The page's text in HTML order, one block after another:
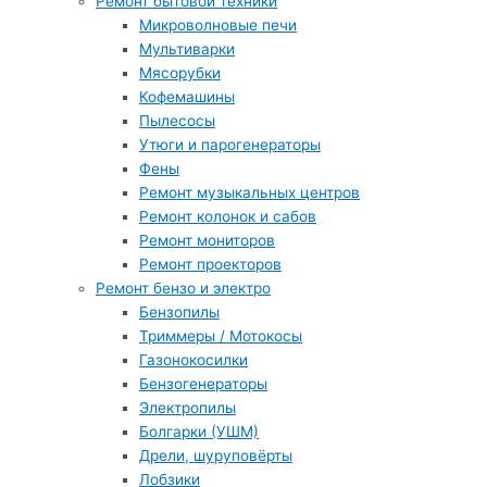
Микроволновые печи
Мультиварки
Мясорубки
Кофемашины
Пылесосы
Утюги и парогенераторы
Фены
Ремонт музыкальных центров
Ремонт колонок и сабов
Ремонт мониторов
Ремонт проекторов
Ремонт бензо и электро
Бензопилы
Триммеры / Мотокосы
Газонокосилки
Бензогенераторы
Электропилы
Болгарки (УШМ)
Дрели, шуруповёрты
Лобзики